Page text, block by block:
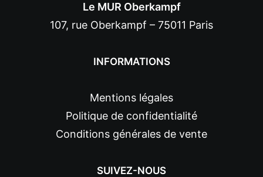
Le MUR Oberkampf
107, rue Oberkampf – 75011 Paris
INFORMATIONS
Mentions légales
Politique de confidentialité
Conditions générales de vente
SUIVEZ-NOUS